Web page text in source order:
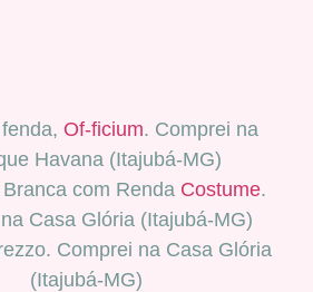
Of-ficium. Comprei na
Havana (Itajubá-MG)
com Renda Costume.
Casa Glória (Itajubá-MG)
Comprei na Casa Glória
(Itajubá-MG)